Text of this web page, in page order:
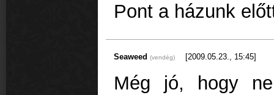
Pont a házunk
Seaweed (vendég) [2009.05.23., 15:45]
Még jó, hogy